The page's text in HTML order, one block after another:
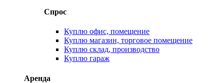
Спрос
Куплю офис, помещение
Куплю магазин, торговое помещение
Куплю склад, производство
Куплю гараж
Аренда